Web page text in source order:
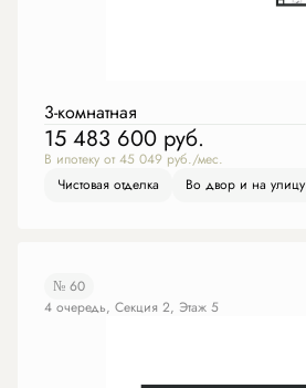
3-комнатная
15 483 600 руб.
В ипотеку от 45 049 руб./мес.
Чистовая отделка
Во двор и на улицу
№ 60
4 очередь, Секция 2, Этаж 5